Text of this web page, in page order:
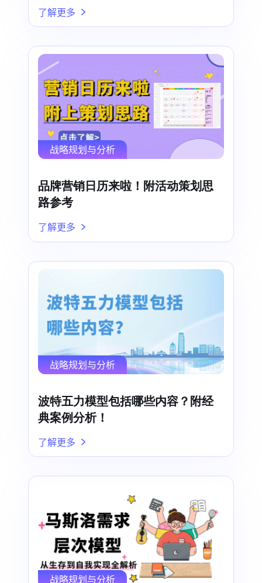
了解更多
战略规划与分析
品牌营销日历来啦！附活动策划思
路参考
了解更多
战略规划与分析
波特五力模型包括哪些内容？附经
典案例分析！
了解更多
战略规划与分析